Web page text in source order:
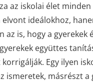
az iskolai élet
ideálokhoz,
az is, hogy a
együttes
Egy ilyen
ismeretek, másrészt a